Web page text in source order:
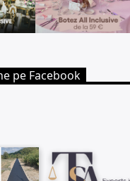
pe Facebook